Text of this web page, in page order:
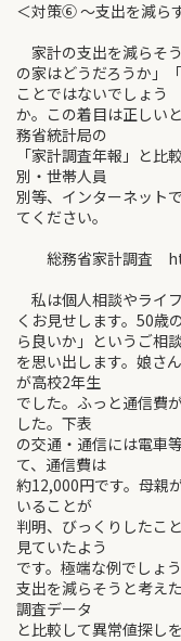
＜対策⑥ ～支
家計の支出を減らそ
の家はどうだろうか」
ことではないでしょう
か。この着目は正しい
務省統計局の
「家計調査年報」と比
別・世帯人員
別等、インターネット
てください。
総務省家計調査
私は個人相談やライ
くお見せします。50歳
ら良いか」というご相談
を思い出します。娘さ
が高校2年生
でした。ふっと通信費
した。下表
の交通・通信には電車
て、通信費は
約12,000円です。母親
いることが
判明、びっくりしたこ
見ていたよう
です。極端な例でしょ
支出を減らそうと考え
調査データ
と比較して異常値探し